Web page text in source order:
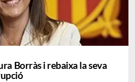
Borràs i rebaixa la seva